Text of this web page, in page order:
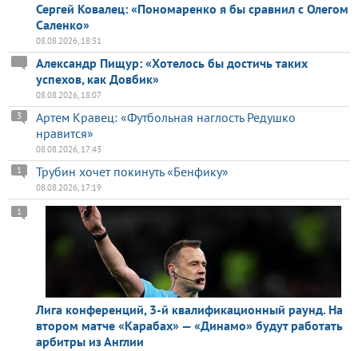
Сергей Ковалец: «Пономаренко я бы сравнил с Олегом
Саленко»
08.08.2026, 18:31
Александр Пищур: «Хотелось бы достичь таких
успехов, как Довбик»
08.08.2026, 18:07
Артем Кравец: «Футбольная наглость Редушко
нравится»
3
08.08.2026, 17:43
Трубин хочет покинуть «Бенфику»
1
08.08.2026, 17:19
Лига конференций, 3-й квалификационный раунд. На
втором матче «Карабах» — «Динамо» будут работать
арбитры из Англии
1